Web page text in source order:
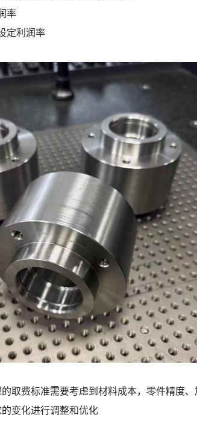
率
定利润率
取费标准需要考虑到材料成本，零件精度
变化进行调整和优化